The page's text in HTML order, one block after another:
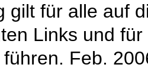
gilt für alle auf
Links und
Feb.